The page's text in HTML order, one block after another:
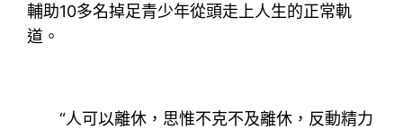
輔助10多名掉足青少年從頭走上人生的正常軌
道。
“人可以離休，思惟不克不及離休，反動精力